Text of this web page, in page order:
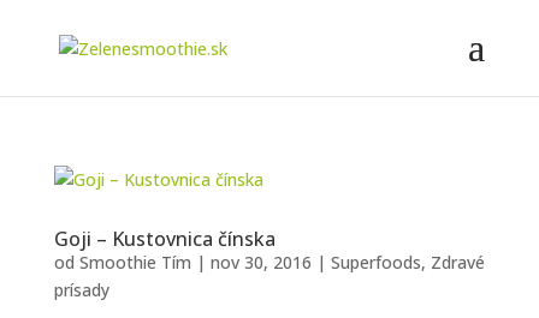
Goji – Kustovnica čínska
od Smoothie Tím | nov 30, 2016 | Superfoods, Zdravé
prísady